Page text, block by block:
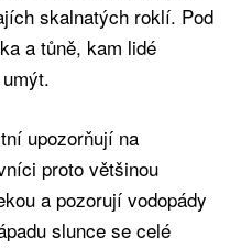
skalnatých roklí. Pod
a tůně, kam lidé
upozorňují na
proto většinou
a pozorují vodopády
slunce se celé